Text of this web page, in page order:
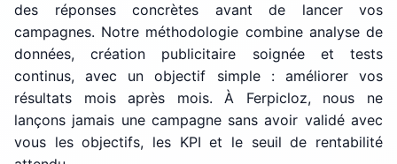
des réponses concrètes avant de lancer vos
campagnes. Notre méthodologie combine analyse de
données, création publicitaire soignée et tests
continus, avec un objectif simple : améliorer vos
résultats mois après mois. À Ferpicloz, nous ne
lançons jamais une campagne sans avoir validé avec
vous les objectifs, les KPI et le seuil de rentabilité